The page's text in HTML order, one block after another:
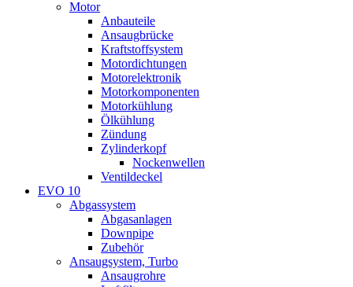
Motor
Anbauteile
Ansaugbrücke
Kraftstoffsystem
Motordichtungen
Motorelektronik
Motorkomponenten
Motorkühlung
Ölkühlung
Zündung
Zylinderkopf
Nockenwellen
Ventildeckel
EVO 10
Abgassystem
Abgasanlagen
Downpipe
Zubehör
Ansaugsystem, Turbo
Ansaugrohre